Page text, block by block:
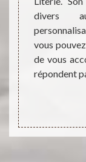
de
vous
vous
divers
vous
de vous
répondent